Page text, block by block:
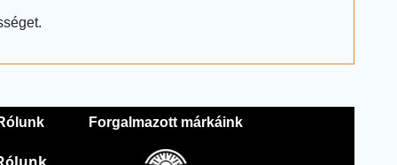
Forgalmazott márkáink